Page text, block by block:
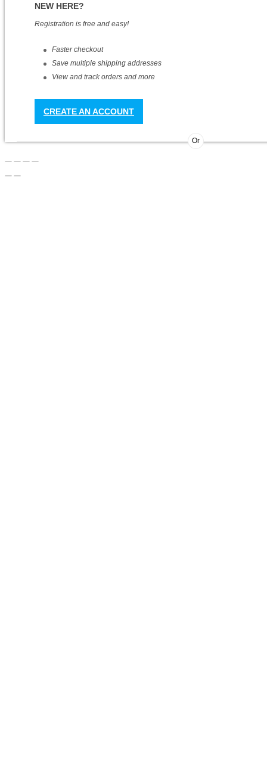
NEW HERE?
Registration is free and easy!
Faster checkout
Save multiple shipping addresses
View and track orders and more
CREATE AN ACCOUNT
Or